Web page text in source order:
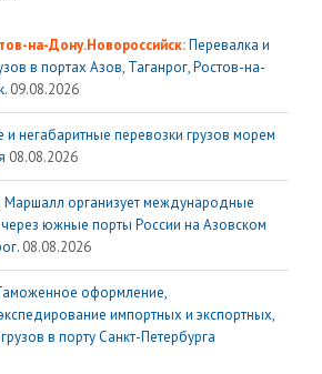
на-Дону.Новороссийск:Перевалка и
в портах Азов, Таганрог, Ростов-на-
09.08.2026
и негабаритные перевозки грузов морем
08.08.2026
Маршалл организует международные
южные порты России на Азовском
08.08.2026
оформление,
импортных и экспортных,
в порту Санкт-Петербурга